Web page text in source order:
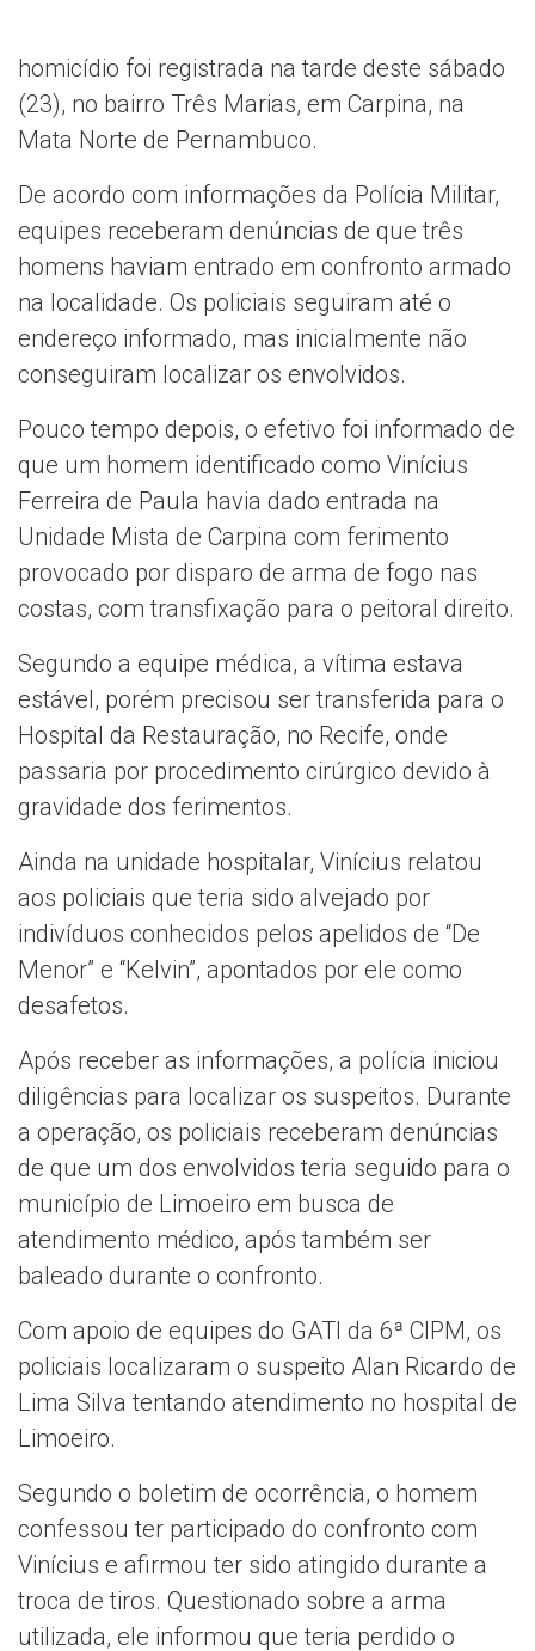
homicídio foi registrada na tarde deste sábado
(23), no bairro Três Marias, em Carpina, na
Mata Norte de Pernambuco.
De acordo com informações da Polícia Militar,
equipes receberam denúncias de que três
homens haviam entrado em confronto armado
na localidade. Os policiais seguiram até o
endereço informado, mas inicialmente não
conseguiram localizar os envolvidos.
Pouco tempo depois, o efetivo foi informado de
que um homem identificado como Vinícius
Ferreira de Paula havia dado entrada na
Unidade Mista de Carpina com ferimento
provocado por disparo de arma de fogo nas
costas, com transfixação para o peitoral direito.
Segundo a equipe médica, a vítima estava
estável, porém precisou ser transferida para o
Hospital da Restauração, no Recife, onde
passaria por procedimento cirúrgico devido à
gravidade dos ferimentos.
Ainda na unidade hospitalar, Vinícius relatou
aos policiais que teria sido alvejado por
indivíduos conhecidos pelos apelidos de “De
Menor” e “Kelvin”, apontados por ele como
desafetos.
Após receber as informações, a polícia iniciou
diligências para localizar os suspeitos. Durante
a operação, os policiais receberam denúncias
de que um dos envolvidos teria seguido para o
município de Limoeiro em busca de
atendimento médico, após também ser
baleado durante o confronto.
Com apoio de equipes do GATI da 6ª CIPM, os
policiais localizaram o suspeito Alan Ricardo de
Lima Silva tentando atendimento no hospital de
Limoeiro.
Segundo o boletim de ocorrência, o homem
confessou ter participado do confronto com
Vinícius e afirmou ter sido atingido durante a
troca de tiros. Questionado sobre a arma
utilizada, ele informou que teria perdido o